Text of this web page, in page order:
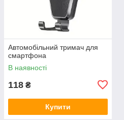
Автомобільний тримач для
смартфона
В наявності
118 ₴
Купити